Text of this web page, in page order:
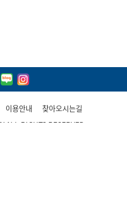
이용안내
찾아오시는길
ALL RIGHTS RESERVED